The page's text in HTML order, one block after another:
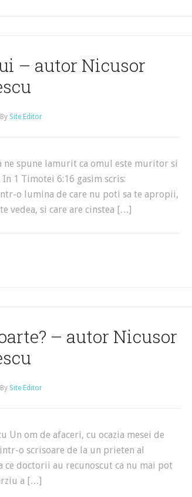
– autor Nicusor
By Site Editor
spune lamurit ca omul este muritor si
1 Timotei 6:16 gasim scris:
o lumina de care nu poti sa te apropii,
vedea, si care are cinstea […]
– autor Nicusor
By Site Editor
Un om de afaceri, cu ocazia mesei de
o scrisoare de la un prieten al
ce doctorii au recunoscut ca nu mai pot
a […]